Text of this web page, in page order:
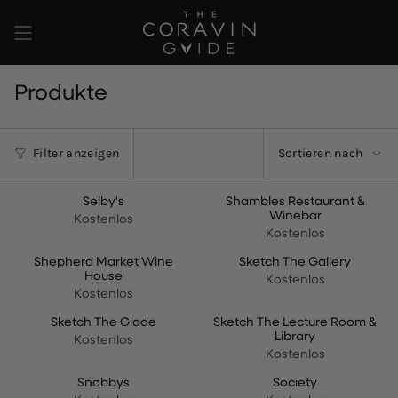
Inhalt
springen
Produkte
Filter anzeigen
Sortieren
nach
Sortieren nach
Selby's
Kostenlos
Shambles Restaurant &
Winebar
Kostenlos
Shepherd Market Wine
House
Kostenlos
Sketch The Gallery
Kostenlos
Sketch The Glade
Kostenlos
Sketch The Lecture Room &
Library
Kostenlos
Snobbys
Society